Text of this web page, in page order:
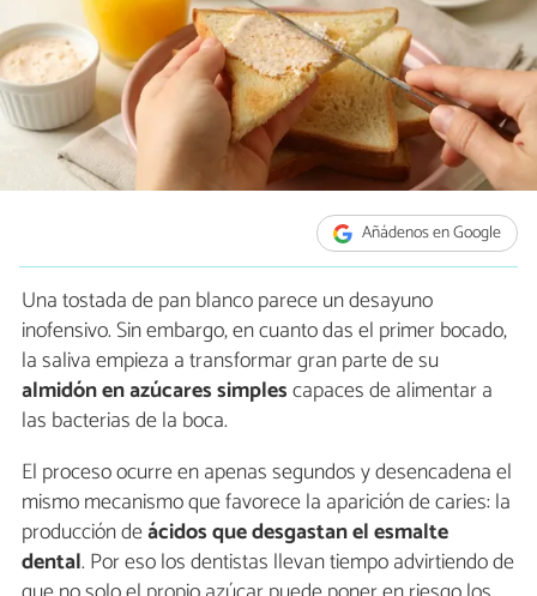
Añádenos en Google
Una tostada de pan blanco parece un desayuno
inofensivo. Sin embargo, en cuanto das el primer bocado,
la saliva empieza a transformar gran parte de su
almidón en azúcares simplescapaces de alimentar a
las bacterias de la boca.
El proceso ocurre en apenas segundos y desencadena el
mismo mecanismo que favorece la aparición de caries: la
producción deácidos que desgastan el esmalte
dental. Por eso los dentistas llevan tiempo advirtiendo de